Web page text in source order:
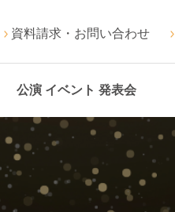
資料請求・お問い合わせ
公演 イベント 発表会